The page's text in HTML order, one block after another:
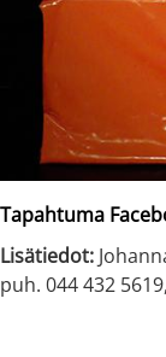
Tapahtuma
Lisätiedot:
puh. 044 432